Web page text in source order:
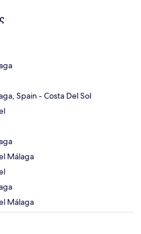
Spain - Costa Del Sol
Málaga
Málaga